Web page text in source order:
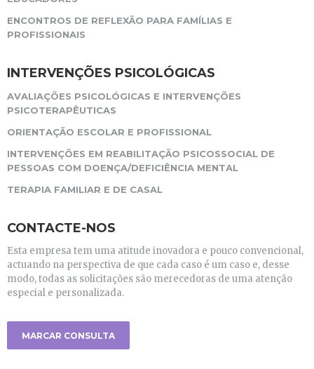
ENCONTROS DE REFLEXÃO PARA FAMÍLIAS E
PROFISSIONAIS
INTERVENÇÕES PSICOLÓGICAS
AVALIAÇÕES PSICOLÓGICAS E INTERVENÇÕES
PSICOTERAPÊUTICAS
ORIENTAÇÃO ESCOLAR E PROFISSIONAL
INTERVENÇÕES EM REABILITAÇÃO PSICOSSOCIAL DE
PESSOAS COM DOENÇA/DEFICIÊNCIA MENTAL
TERAPIA FAMILIAR E DE CASAL
CONTACTE-NOS
Esta empresa tem uma atitude inovadora e pouco convencional,
actuando na perspectiva de que cada caso é um caso e, desse
modo, todas as solicitações são merecedoras de uma atenção
especial e personalizada.
MARCAR CONSULTA